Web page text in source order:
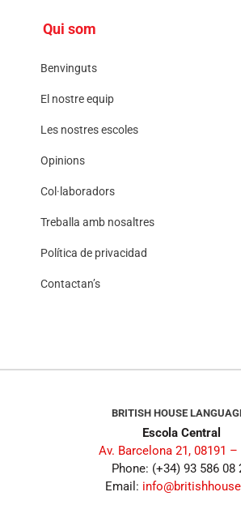
Qui som
Benvinguts
El nostre equip
Les nostres escoles
Opinions
Col·laboradors
Treballa amb nosaltres
Política de privacidad
Contactan’s
BRITISH HOUSE
Escola Central
Av. Barcelona 21, 08191 –
Phone: (+34) 93 586 08
Email: